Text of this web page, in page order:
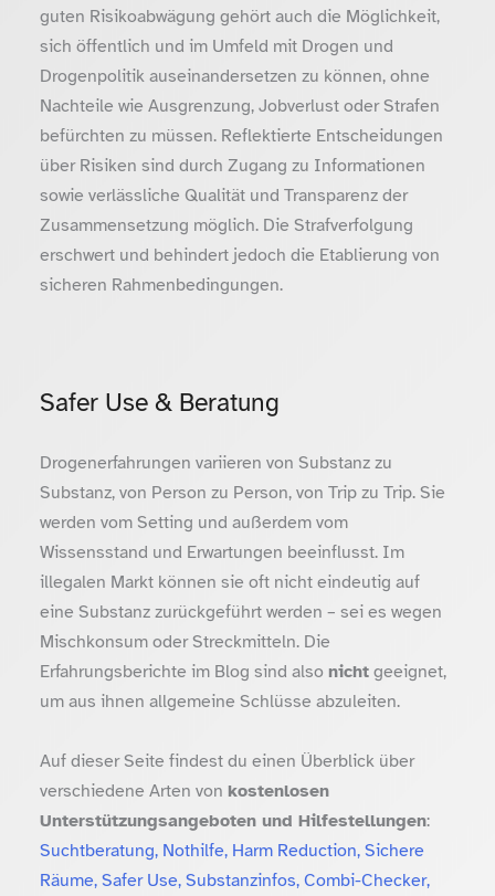
guten Risikoabwägung gehört auch die Möglichkeit,
sich öffentlich und im Umfeld mit Drogen und
Drogenpolitik auseinandersetzen zu können, ohne
Nachteile wie Ausgrenzung, Jobverlust oder Strafen
befürchten zu müssen. Reflektierte Entscheidungen
über Risiken sind durch Zugang zu Informationen
sowie verlässliche Qualität und Transparenz der
Zusammensetzung möglich. Die Strafverfolgung
erschwert und behindert jedoch die Etablierung von
sicheren Rahmenbedingungen.
Safer Use & Beratung
Drogenerfahrungen variieren von Substanz zu
Substanz, von Person zu Person, von Trip zu Trip. Sie
werden vom Setting und außerdem vom
Wissensstand und Erwartungen beeinflusst. Im
illegalen Markt können sie oft nicht eindeutig auf
eine Substanz zurückgeführt werden – sei es wegen
Mischkonsum oder Streckmitteln. Die
Erfahrungsberichte im Blog sind also nichtgeeignet,
um aus ihnen allgemeine Schlüsse abzuleiten.
Auf dieser Seite findest du einen Überblick über
verschiedene Arten von kostenlosen
Unterstützungsangeboten und Hilfestellungen:
Suchtberatung, Nothilfe, Harm Reduction, Sichere
Räume, Safer Use, Substanzinfos, Combi-Checker,